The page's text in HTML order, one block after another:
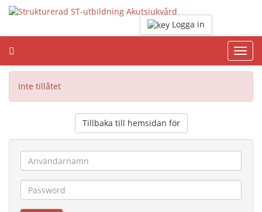
Logga in
Inte tillåtet
Tillbaka till hemsidan för